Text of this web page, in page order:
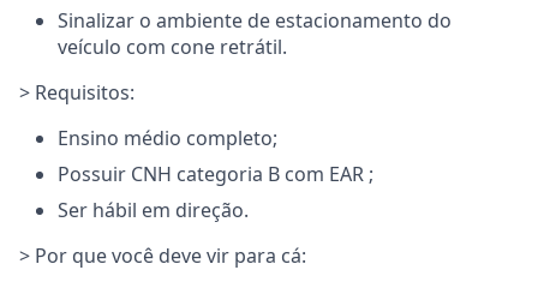
Sinalizar o ambiente de estacionamento do
veículo com cone retrátil.
> Requisitos:
Ensino médio completo;
Possuir CNH categoria B com EAR ;
Ser hábil em direção.
> Por que você deve vir para cá: